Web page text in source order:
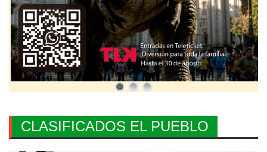
CLASIFICADOS EL PUEBLO